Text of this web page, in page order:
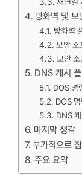
방화벽 및 보
방화벽
보안 소
보안 소
DNS 캐시 플
DOS 명
DOS 명
DNS
마지막 생각
부가적으로
주요 요약